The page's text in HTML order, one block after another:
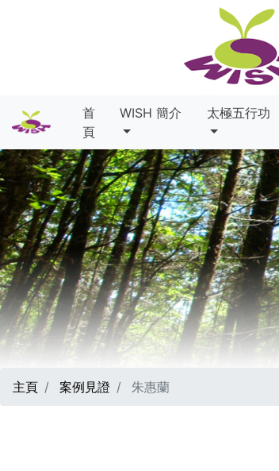
首
頁
WISH 簡介 太極五行功
主頁 案例見證 朱惠蘭